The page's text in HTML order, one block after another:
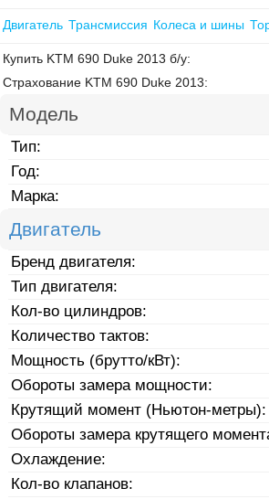
Двигатель Трансмиссия Колеса и шины
Купить KTM 690 Duke 2013 б/у:
Страхование KTM 690 Duke 2013:
Модель
Тип:
Год:
Марка:
Двигатель
Бренд двигателя:
Тип двигателя:
Кол-во цилиндров:
Количество тактов:
Мощность (брутто/кВт):
Обороты замера мощности:
Крутящий момент (Ньютон-метры):
Обороты замера крутящего
Охлаждение:
Кол-во клапанов: